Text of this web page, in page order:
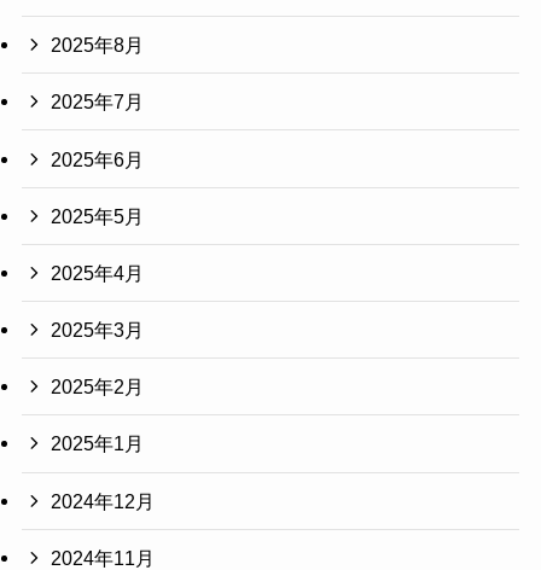
2025年8月
2025年7月
2025年6月
2025年5月
2025年4月
2025年3月
2025年2月
2025年1月
2024年12月
2024年11月